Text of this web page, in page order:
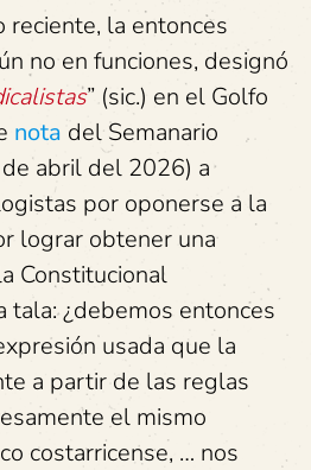
la entonces
no en funciones, designó
” (sic.) en el Golfo
nota del Semanario
abril del 2026) a
por oponerse a la
lograr obtener una
Constitucional
tala: ¿debemos entonces
usada que la
a partir de las reglas
el mismo
costarricense, … nos